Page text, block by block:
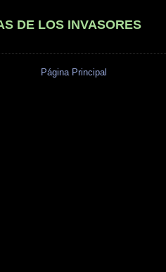
DE LOS INVASORES
Página Principal